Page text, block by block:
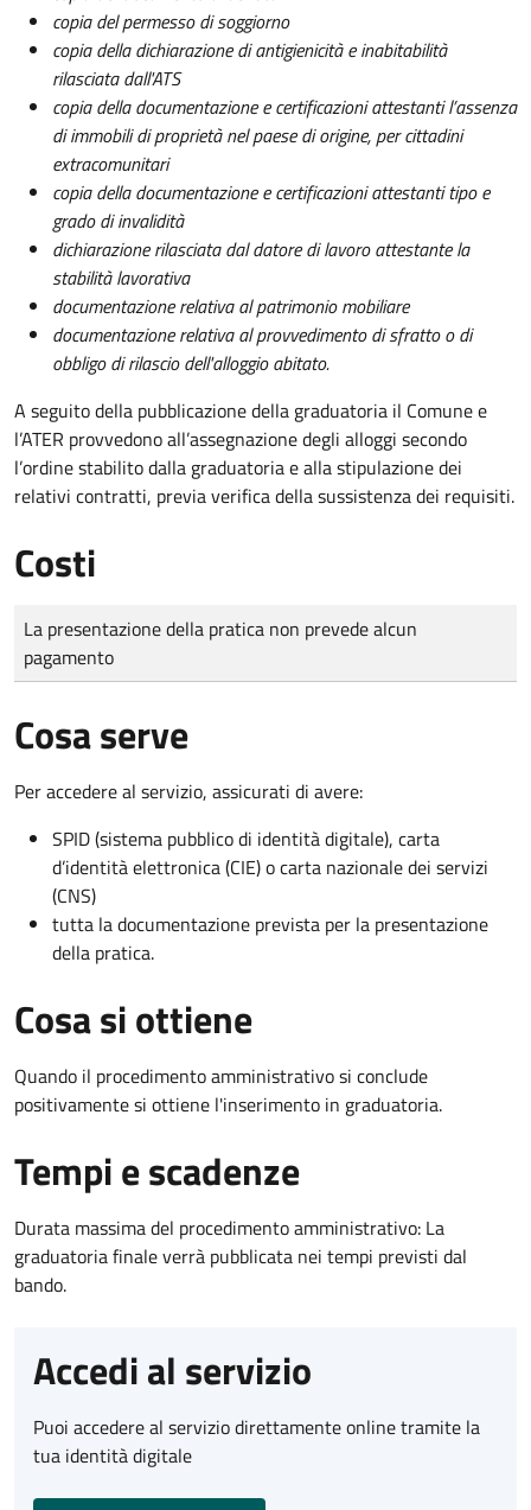
copia del permesso di soggiorno
copia della dichiarazione di antigienicità e inabitabilità
rilasciata dall'ATS
copia della documentazione e certificazioni attestanti l’assenza
di immobili di proprietà nel paese di origine, per cittadini
extracomunitari
copia della documentazione e certificazioni attestanti tipo e
grado di invalidità
dichiarazione rilasciata dal datore di lavoro attestante la
stabilità lavorativa
documentazione relativa al patrimonio mobiliare
documentazione relativa al provvedimento di sfratto o di
obbligo di rilascio dell'alloggio abitato.
A seguito della pubblicazione della graduatoria il Comune e
l’ATER provvedono all’assegnazione degli alloggi secondo
l’ordine stabilito dalla graduatoria e alla stipulazione dei
relativi contratti, previa verifica della sussistenza dei requisiti.
Costi
Tipo di pagamento
Importo
La presentazione della pratica non prevede alcun
pagamento
Cosa serve
Per accedere al servizio, assicurati di avere:
SPID (sistema pubblico di identità digitale), carta
d’identità elettronica (CIE) o carta nazionale dei servizi
(CNS)
tutta la documentazione prevista per la presentazione
della pratica.
Cosa si ottiene
Quando il procedimento amministrativo si conclude
positivamente si ottiene l'inserimento in graduatoria.
Tempi e scadenze
Durata massima del procedimento amministrativo: La
graduatoria finale verrà pubblicata nei tempi previsti dal
bando.
Accedi al servizio
Puoi accedere al servizio direttamente online tramite la
tua identità digitale